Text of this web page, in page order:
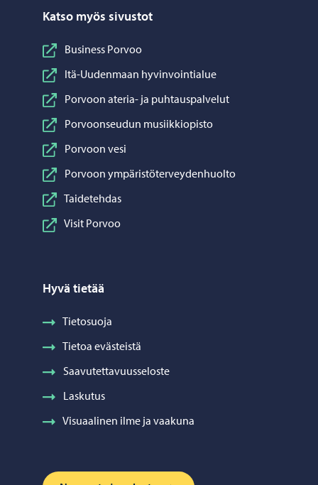
Katso myös sivustot
Business Porvoo
Itä-Uudenmaan hyvinvointialue
Porvoon ateria- ja puhtauspalvelut
Porvoonseudun musiikkiopisto
Porvoon vesi
Porvoon ympäristöterveydenhuolto
Taidetehdas
Visit Porvoo
Hyvä tietää
Tietosuoja
Tietoa evästeistä
Saavutettavuusseloste
Laskutus
Visuaalinen ilme ja vaakuna